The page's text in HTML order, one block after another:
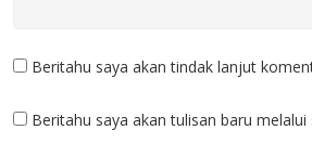
Beritahu saya akan tindak lanjut
Beritahu saya akan tulisan baru melalui